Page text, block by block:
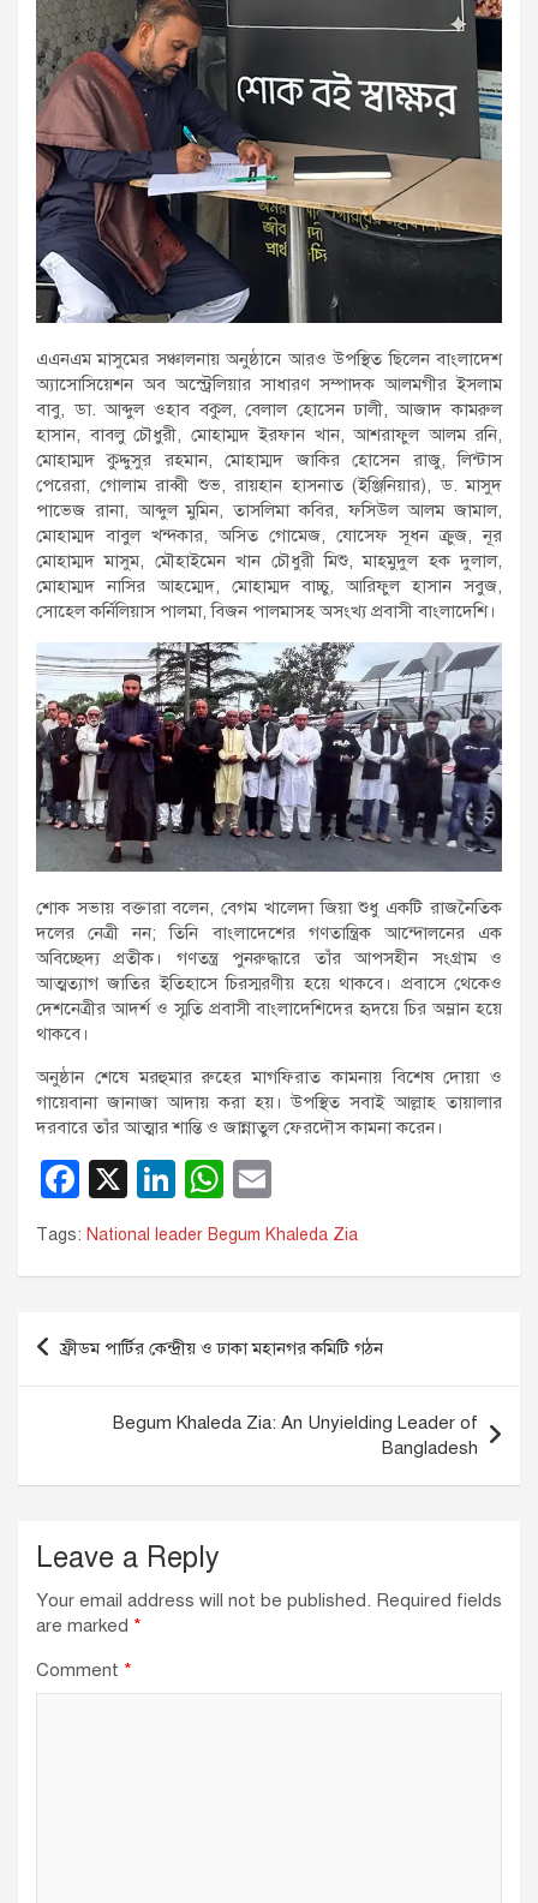
এএনএম মাসুমের সঞ্চালনায় অনুষ্ঠানে আরও উপস্থিত ছিলেন বাংলাদেশ
অ্যাসোসিয়েশন অব অস্ট্রেলিয়ার সাধারণ সম্পাদক আলমগীর ইসলাম
বাবু, ডা. আব্দুল ওহাব বকুল, বেলাল হোসেন ঢালী, আজাদ কামরুল
হাসান, বাবলু চৌধুরী, মোহাম্মদ ইরফান খান, আশরাফুল আলম রনি,
মোহাম্মদ কুদ্দুসুর রহমান, মোহাম্মদ জাকির হোসেন রাজু, লিন্টাস
পেরেরা, গোলাম রাব্বী শুভ, রায়হান হাসনাত (ইঞ্জিনিয়ার), ড. মাসুদ
পাভেজ রানা, আব্দুল মুমিন, তাসলিমা কবির, ফসিউল আলম জামাল,
মোহাম্মদ বাবুল খন্দকার, অসিত গোমেজ, যোসেফ সূধন ক্রুজ, নূর
মোহাম্মদ মাসুম, মৌহাইমেন খান চৌধুরী মিশু, মাহমুদুল হক দুলাল,
মোহাম্মদ নাসির আহম্মেদ, মোহাম্মদ বাচ্চু, আরিফুল হাসান সবুজ,
সোহেল কর্নিলিয়াস পালমা, বিজন পালমাসহ অসংখ্য প্রবাসী বাংলাদেশি।
শোক সভায় বক্তারা বলেন, বেগম খালেদা জিয়া শুধু একটি রাজনৈতিক
দলের নেত্রী নন; তিনি বাংলাদেশের গণতান্ত্রিক আন্দোলনের এক
অবিচ্ছেদ্য প্রতীক। গণতন্ত্র পুনরুদ্ধারে তাঁর আপসহীন সংগ্রাম ও
আত্মত্যাগ জাতির ইতিহাসে চিরস্মরণীয় হয়ে থাকবে। প্রবাসে থেকেও
দেশনেত্রীর আদর্শ ও স্মৃতি প্রবাসী বাংলাদেশিদের হৃদয়ে চির অম্লান হয়ে
থাকবে।
অনুষ্ঠান শেষে মরহুমার রুহের মাগফিরাত কামনায় বিশেষ দোয়া ও
গায়েবানা জানাজা আদায় করা হয়। উপস্থিত সবাই আল্লাহ তায়ালার
দরবারে তাঁর আত্মার শান্তি ও জান্নাতুল ফেরদৌস কামনা করেন।
F
a
c
e
b
o
X
Li
n
k
e
dI
n
W
at
s
A
p
p
m
ail
Tags: National leader Begum Khaleda Zia
Post
navigation
ফ্রীডম পার্টির কেন্দ্রীয় ও ঢাকা মহানগর কমিটি গঠন
Begum Khaleda Zia: An Unyielding Leader of
Bangladesh
Leave a Reply
Your email address will not be published. Required fields
are marked *
Comment *